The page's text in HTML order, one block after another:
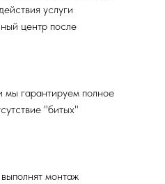
услуги
центр после
мы гарантируем полное
"битых"
монтаж